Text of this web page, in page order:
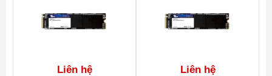
Liên hệ Liên hệ